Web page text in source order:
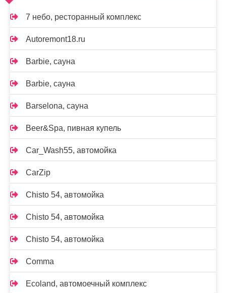
7 небо, ресторанный комплекс
Autoremont18.ru
Barbie, сауна
Barbie, сауна
Barselona, сауна
Beer&Spa, пивная купель
Car_Wash55, автомойка
CarZip
Chisto 54, автомойка
Chisto 54, автомойка
Chisto 54, автомойка
Comma
Ecoland, автомоечный комплекс